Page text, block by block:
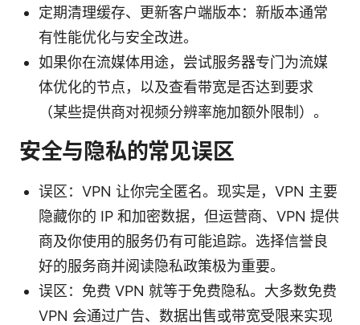
定期清理缓存、更新客户端版本：新版本通常
有性能优化与安全改进。
如果你在流媒体用途，尝试服务器专门为流媒
体优化的节点，以及查看带宽是否达到要求
（某些提供商对视频分辨率施加额外限制）。
安全与隐私的常见误区
误区：VPN 让你完全匿名。现实是，VPN 主要
隐藏你的 IP 和加密数据，但运营商、VPN 提供
商及你使用的服务仍有可能追踪。选择信誉良
好的服务商并阅读隐私政策极为重要。
误区：免费 VPN 就等于免费隐私。大多数免费
VPN 会通过广告、数据出售或带宽受限来实现